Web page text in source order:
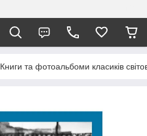
Книги та фотоальбоми класиків